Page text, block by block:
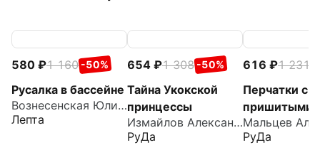
580 1 160 -50%
Русалка в бассейне
Вознесенская Юлия Николаевна
Лепта
654 1 308 -50%
Тайна Укокской
принцессы
Измайлов Александр
РуДа
616 1 231
Перчатки с
пришитыми
пальцами
РуДа